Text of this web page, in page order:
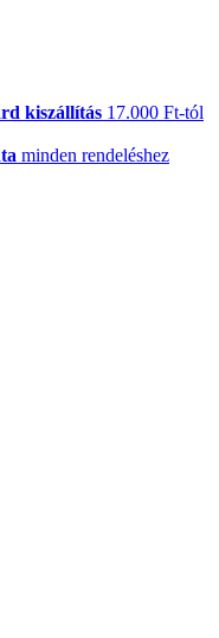
kiszállítás 17.000 Ft-tól
minden rendeléshez